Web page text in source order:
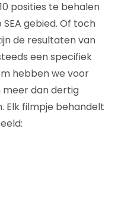
posities te behalen
gebied. Of toch
de resultaten van
een specifiek
hebben we voor
meer dan dertig
Elk filmpje behandelt